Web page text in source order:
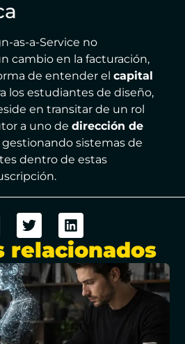
as-a-Service no
cambio en la facturación,
de entender el capital
los estudiantes de diseño,
en transitar de un rol
a uno de dirección de
gestionando sistemas de
dentro de estas
relacionados